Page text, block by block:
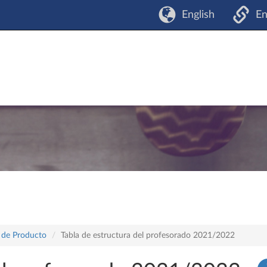
English
Producto Tabla de estructura del profesorado 2021/2022